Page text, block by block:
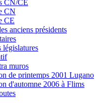
CN/CE
CN
CE
anciens présidents
législatures
muros
de printemps 2001 Lugano
d'automne 2006 à Flims